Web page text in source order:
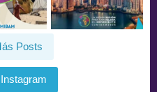
Posts